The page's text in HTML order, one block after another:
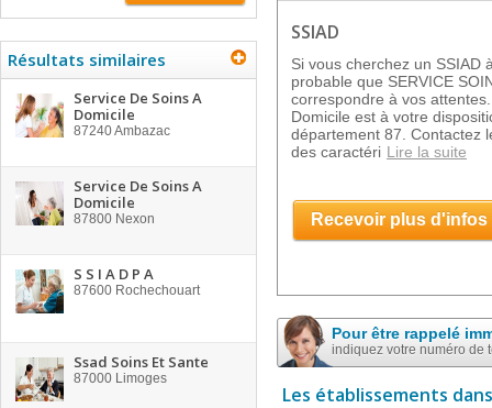
Résultats similaires
Service De Soins A
Domicile
87240Ambazac
Service De Soins A
Domicile
87800 Nexon
S S I A D P A
87600 Rochechouart
Ssad Soins Et Sante
87000 Limoges
SSIAD
Si vous cherchez un SSIAD
probable que SERVICE
correspondre à vos
Domicile est à votre
département 87. Contactez
des caractéri Lire la suite
Recevoir plus d'infos
Pour être rappelé
indiquez votre numéro de
Les établissements